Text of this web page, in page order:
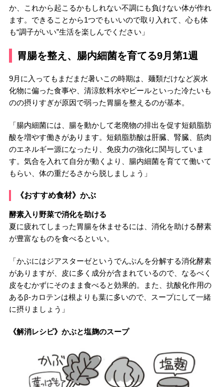
か、これから起こるかもしれない不調にも負けない体が作れ
ます。できることから1つでもいいので取り入れて、心も体
も“調子がいい”生活を楽しんでください」
胃腸を整え、腸内細菌を育てる9月第1週
9月に入ってもまだまだ暑いこの時期は、麺類だけなど炭水
化物に偏った食事や、清涼飲料水やビールといった冷たいも
のの摂りすぎが原因で弱った胃腸を整えるのが基本。
「腸内細菌には、腸を動かして老廃物の排出を促す短鎖脂肪
酸を増やす働きがあります。短鎖脂肪酸は肝臓、腎臓、筋肉
のエネルギー源になったり、免疫力の強化に関与していま
す。気合を入れて自分が動くより、腸内細菌を育てて働いて
もらい、体の重だるさから脱しましょう」
《おすすめ食材》かぶ
酵素入り野菜で消化を助ける
夏に疲れてしまった胃腸を休ませるには、消化を助ける酵素
が豊富なものを食べるといい。
「かぶにはジアスターゼというでんぷんを分解する消化酵素
がありますが、皮に多く成分が含まれているので、なるべく
皮をむかずにそのまま食べると効果的。また、抗酸化作用の
あるβ-カロテンは根よりも葉に多いので、スープにして一緒
に摂りましょう」
《解消レシピ》かぶと塩麹のスープ